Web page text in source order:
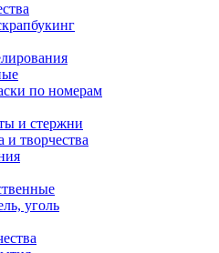
по номерам
и стержни
и творчества
уголь